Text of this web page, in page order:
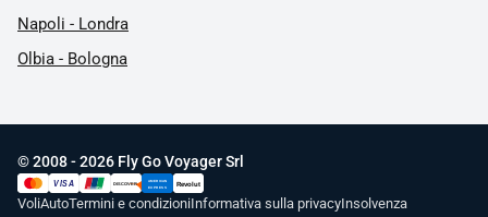
Napoli - Londra
Olbia - Bologna
© 2008 - 2026 Fly Go Voyager Srl
VISA UnionPay
DISCOVER
AMERICAN
EXPRESS
Revolut
VoliAutoTermini e condizioniInformativa sulla privacyInsolvenza